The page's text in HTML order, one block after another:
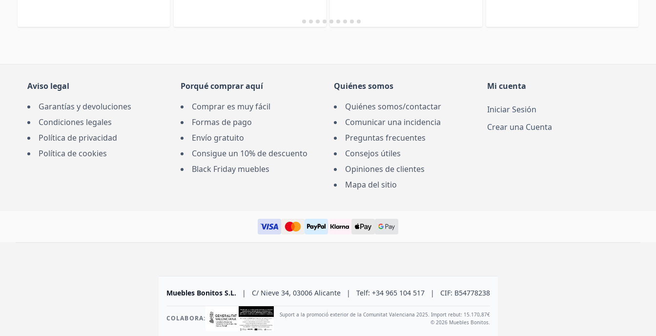
Aviso legal
Garantías y devoluciones
Condiciones legales
Política de privacidad
Política de cookies
Porqué comprar aquí
Comprar es muy fácil
Formas de pago
Envío gratuito
Consigue un 10% de descuento
Black Friday muebles
Quiénes somos
Quiénes somos/contactar
Comunicar una incidencia
Preguntas frecuentes
Consejos útiles
Opiniones de clientes
Mapa del sitio
Mi cuenta
Iniciar Sesión
Crear una Cuenta
Muebles Bonitos S.L. | C/ Nieve 34, 03006 Alicante | Telf: +34 965 104 517 | CIF: B54778238
COLABORA:
Suport a la promoció exterior de la Comunitat Valenciana 2025. Import rebut: 15.170,87€
© 2026 Muebles Bonitos.